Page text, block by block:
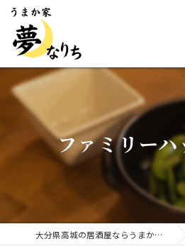
ファミリー
大分県高城の居酒屋ならうまか家 夢なりち